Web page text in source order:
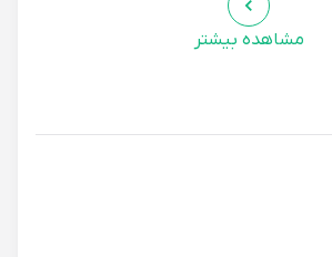
مشاهده بیشتر